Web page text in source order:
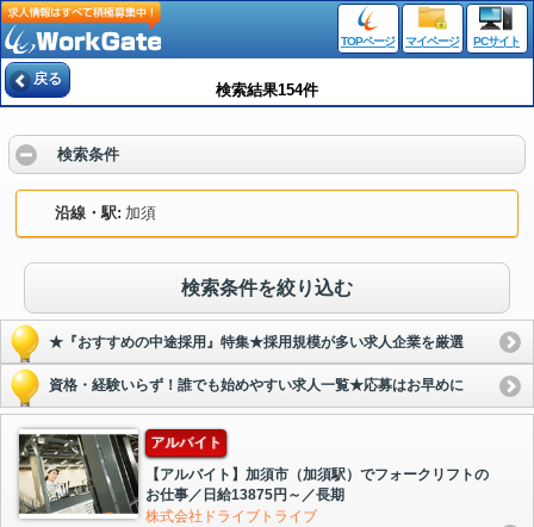
TOPページ マイページ PCサイト
戻る
検索結果154件
検索条件
沿線・駅 加須
検索条件を絞り込む
★『おすすめの中途採用』特集★採用規模が多い求人企業を厳選
資格・経験いらず！誰でも始めやすい求人一覧★応募はお早めに
アルバイト
【アルバイト】加須市（加須駅）でフォークリフトの
お仕事／日給13875円～／長期
株式会社ドライブトライブ